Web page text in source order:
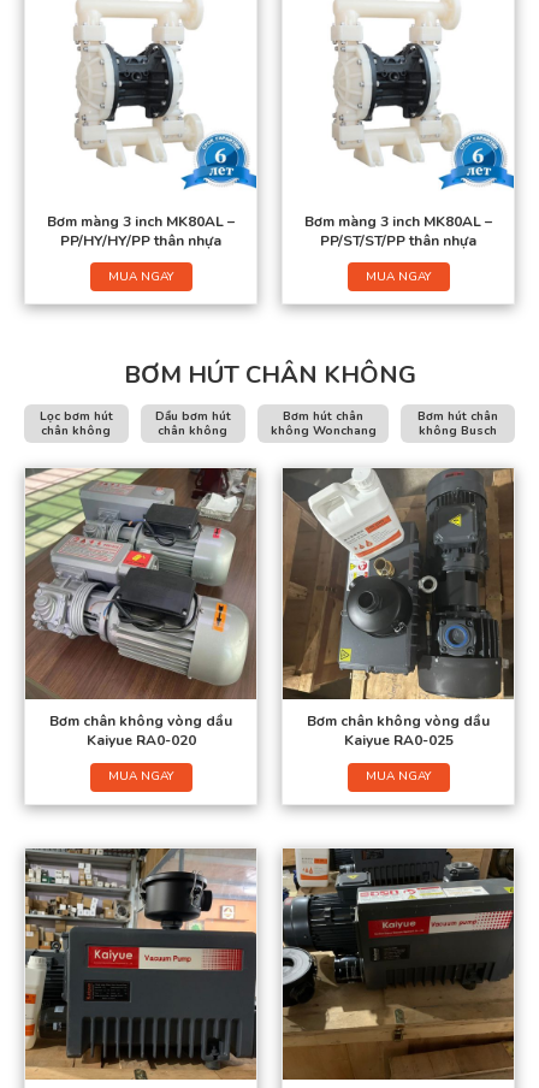
Bơm màng 3 inch MK80AL –
PP/HY/HY/PP thân nhựa
MUA NGAY
Bơm màng 3 inch MK80AL –
PP/ST/ST/PP thân nhựa
MUA NGAY
BƠM HÚT CHÂN KHÔNG
Lọc bơm hút
chân không
Dầu bơm hút
chân không
Bơm hút chân
không Wonchang
Bơm hút chân
không Busch
Bơm chân không vòng dầu
Kaiyue RA0-020
MUA NGAY
Bơm chân không vòng dầu
Kaiyue RA0-025
MUA NGAY